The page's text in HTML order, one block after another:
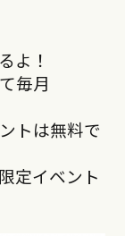
よ！
毎月
トは無料で
定イベント